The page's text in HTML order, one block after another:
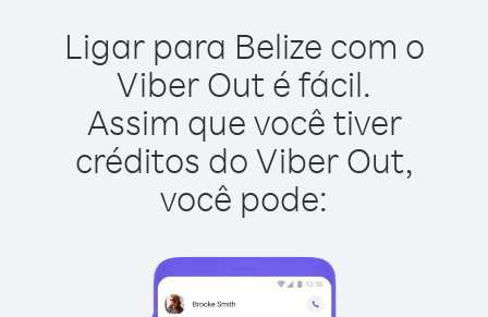
Ligar para Belize com o
Viber Out é fácil.
Assim que você tiver
créditos do Viber Out,
você pode: